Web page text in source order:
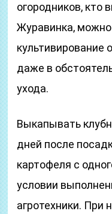
огородников, кто
Журавинка,
культивирование
даже в
ухода.
Выкапывать
дней после
картофеля с
условии
агротехники. При